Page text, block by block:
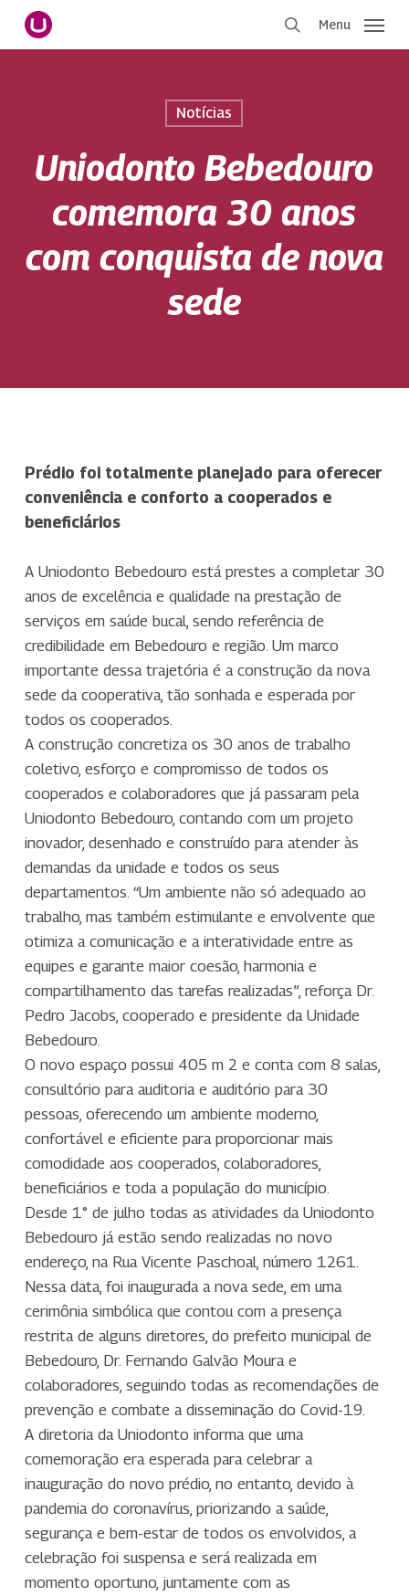
Pular
para
Menu
Notícias
Uniodonto Bebedouro
comemora 30 anos
com conquista de nova
sede
Prédio foi totalmente planejado para oferecer
conveniência e conforto a cooperados e
beneficiários
A Uniodonto Bebedouro está prestes a completar 30
anos de excelência e qualidade na prestação de
serviços em saúde bucal, sendo referência de
credibilidade em Bebedouro e região. Um marco
importante dessa trajetória é a construção da nova
sede da cooperativa, tão sonhada e esperada por
todos os cooperados.
A construção concretiza os 30 anos de trabalho
coletivo, esforço e compromisso de todos os
cooperados e colaboradores que já passaram pela
Uniodonto Bebedouro, contando com um projeto
inovador, desenhado e construído para atender às
demandas da unidade e todos os seus
departamentos. “Um ambiente não só adequado ao
trabalho, mas também estimulante e envolvente que
otimiza a comunicação e a interatividade entre as
equipes e garante maior coesão, harmonia e
compartilhamento das tarefas realizadas”, reforça Dr.
Pedro Jacobs, cooperado e presidente da Unidade
Bebedouro.
O novo espaço possui 405 m 2 e conta com 8 salas,
consultório para auditoria e auditório para 30
pessoas, oferecendo um ambiente moderno,
confortável e eficiente para proporcionar mais
comodidade aos cooperados, colaboradores,
beneficiários e toda a população do município.
Desde 1° de julho todas as atividades da Uniodonto
Bebedouro já estão sendo realizadas no novo
endereço, na Rua Vicente Paschoal, número 1261.
Nessa data, foi inaugurada a nova sede, em uma
cerimônia simbólica que contou com a presença
restrita de alguns diretores, do prefeito municipal de
Bebedouro, Dr. Fernando Galvão Moura e
colaboradores, seguindo todas as recomendações de
prevenção e combate a disseminação do Covid-19.
A diretoria da Uniodonto informa que uma
comemoração era esperada para celebrar a
inauguração do novo prédio, no entanto, devido à
pandemia do coronavírus, priorizando a saúde,
segurança e bem-estar de todos os envolvidos, a
celebração foi suspensa e será realizada em
momento oportuno, juntamente com as